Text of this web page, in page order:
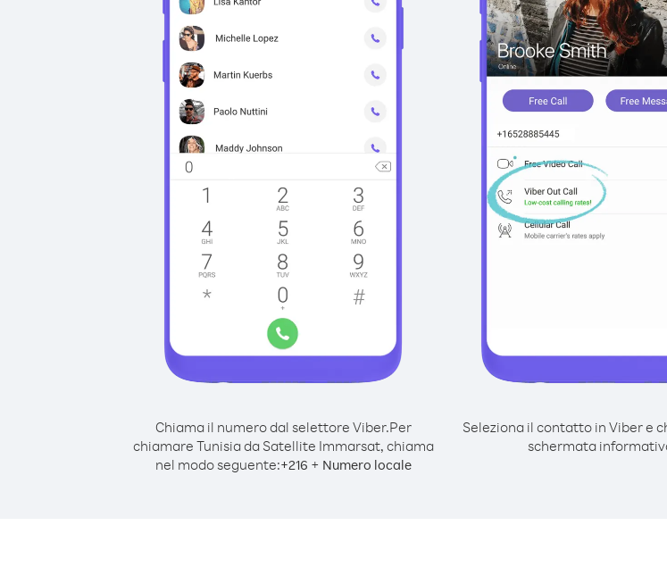
Chiama il numero dal selettore Viber.Per
chiamare Tunisia da Satellite Immarsat, chiama
nel modo seguente:+216 + Numero locale
Seleziona il contatto in Viber e
schermata